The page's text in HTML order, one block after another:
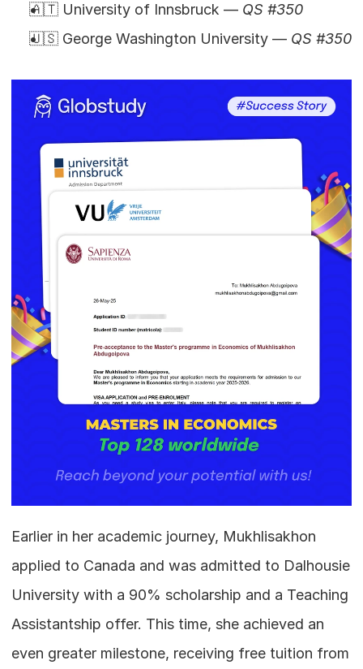
🇦🇹 University of Innsbruck — QS #350
🇺🇸 George Washington University — QS #350
Earlier in her academic journey, Mukhlisakhon
applied to Canada and was admitted to Dalhousie
University with a 90% scholarship and a Teaching
Assistantship offer. This time, she achieved an
even greater milestone, receiving free tuition from